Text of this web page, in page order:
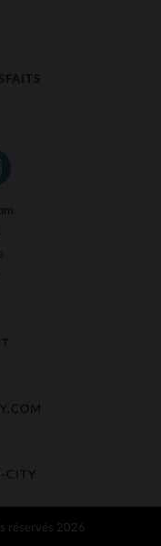
CITY
réservés 2026